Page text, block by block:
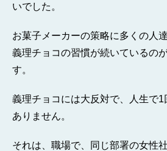
いでした。
お菓子メーカーの策略に多くの人
義理チョコの習慣が続いているの
す。
義理チョコには大反対で、人生で
ありません。
それは、職場で、同じ部署の女性